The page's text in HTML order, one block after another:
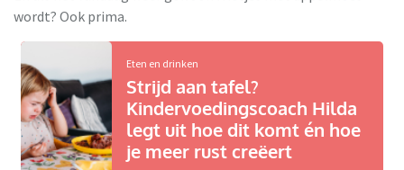
wordt? Ook prima.
Eten en drinken
Strijd aan tafel?
Kindervoedingscoach Hilda
legt uit hoe dit komt én hoe
je meer rust creëert